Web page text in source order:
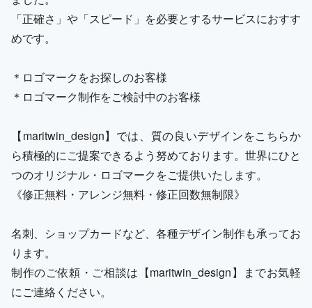
「正確さ」や「スピード」を必要とするサービスにおすす
めです。
＊ロゴマークをお探しのお客様
＊ロゴマーク制作をご検討中のお客様
【maritwin_design】では、質の良いデザインをこちらか
ら積極的にご提案できるよう努めております。世界にひと
つのオリジナル・ロゴマークをご提供いたします。
《修正無料・アレンジ無料・修正回数無制限》
名刺、ショップカードなど、各種デザイン制作も承ってお
ります。
制作のご依頼・ご相談は【maritwin_design】までお気軽
にご連絡ください。